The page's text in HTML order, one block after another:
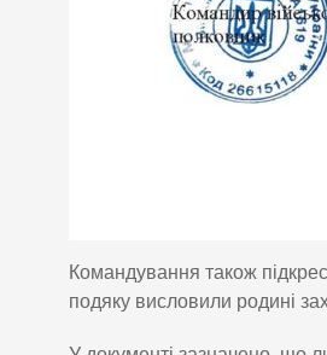
Командування також
подяку висловили родині